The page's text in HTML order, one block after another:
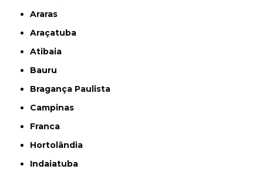
Araras
Araçatuba
Atibaia
Bauru
Bragança Paulista
Campinas
Franca
Hortolândia
Indaiatuba